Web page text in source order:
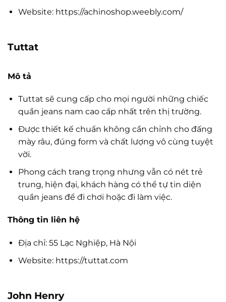
Website: https://achinoshop.weebly.com/
Tuttat
Mô tả
Tuttat sẽ cung cấp cho mọi người những chiếc
quần jeans nam cao cấp nhất trên thị trường.
Được thiết kế chuẩn không cần chỉnh cho đấng
mày râu, đúng form và chất lượng vô cùng tuyệt
vời.
Phong cách trang trọng nhưng vẫn có nét trẻ
trung, hiện đại, khách hàng có thể tự tin diện
quần jeans để đi chơi hoặc đi làm việc.
Thông tin liên hệ
Địa chỉ: 55 Lạc Nghiệp, Hà Nội
Website: https://tuttat.com
John Henry